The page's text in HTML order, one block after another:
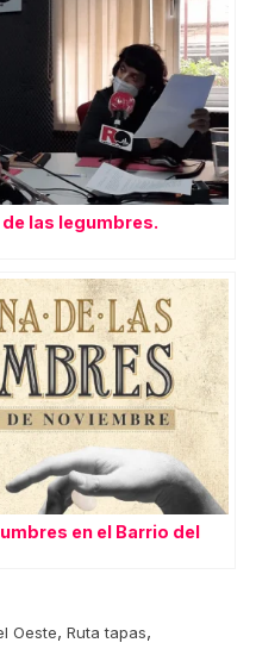
las legumbres.
en el Barrio del
Oeste, Ruta tapas,